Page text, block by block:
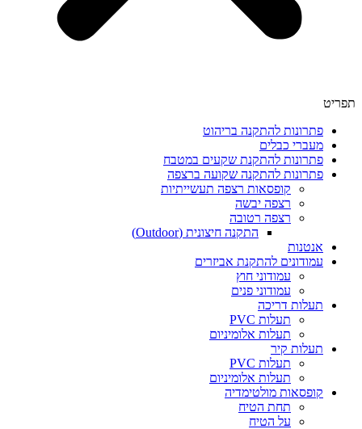
תפריט
פתרונות להתקנה בריהוט
מעברי כבלים
פתרונות להתקנת שקעים במטבח
פתרונות להתקנה שקועה ברצפה
קופסאות רצפה תעשייתיות
רצפה יבשה
רצפה רטובה
התקנה חיצונית (Outdoor)
אנטנות
עמודונים להתקנת אביזרים
עמודוני חוץ
עמודוני פנים
תעלות דריכה
תעלות PVC
תעלות אלומיניום
תעלות קיר
תעלות PVC
תעלות אלומיניום
קופסאות מולטימדיה
תחת הטיח
על הטיח